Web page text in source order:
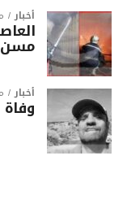
أخبار
مسن
أخبار